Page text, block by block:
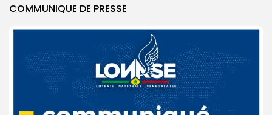
COMMUNIQUE DE PRESSE